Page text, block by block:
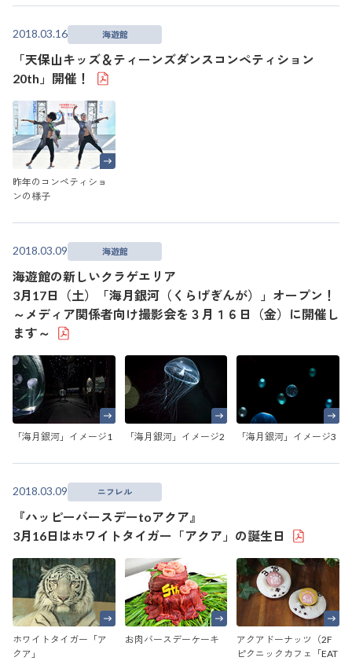
2018.03.16 海遊館
「天保山キッズ＆ティーンズダンスコンペティション
20th」開催！
昨年のコンペティショ
ンの様子
2018.03.09 海遊館
海遊館の新しいクラゲエリア
3月17日（土）「海月銀河（くらげぎんが）」オープン！
～メディア関係者向け撮影会を３月１６日（金）に開催し
ます～
「海月銀河」イメージ1 「海月銀河」イメージ2 「海月銀河」イメージ3
2018.03.09 ニフレル
『ハッピーバースデーtoアクア』
3月16日はホワイトタイガー「アクア」の誕生日
ホワイトタイガー「ア
クア」
お肉バースデーケーキ
アクアドーナッツ（2F
ピクニックカフェ「EAT